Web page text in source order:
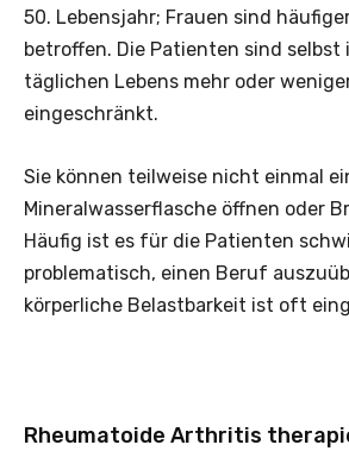
50. Lebensjahr; Frauen sind
betroffen. Die Patienten sind selbst
täglichen Lebens mehr oder
eingeschränkt.
Sie können teilweise nicht einmal
Mineralwasserflasche öffnen oder
Häufig ist es für die Patienten
problematisch, einen Beruf
körperliche Belastbarkeit ist oft
Rheumatoide Arthritis